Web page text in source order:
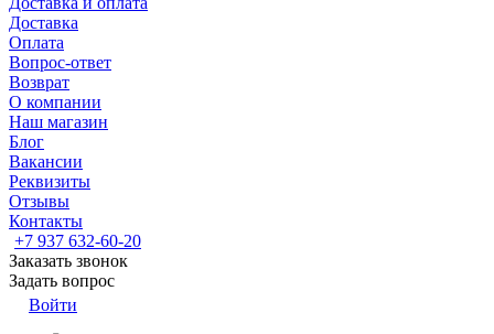
Доставка
Оплата
Вопрос-ответ
Возврат
О компании
Наш магазин
Блог
Вакансии
Реквизиты
Отзывы
Контакты
+7 937 632-60-20
Заказать звонок
Задать вопрос
Войти